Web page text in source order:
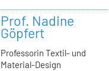
Prof. Nadine
Göpfert
Professorin Textil- und
Material-Design